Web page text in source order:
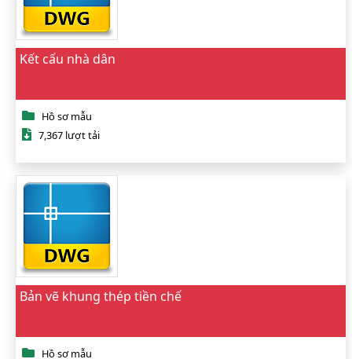
Kết cấu nhà dân
Hồ sơ mẫu
7,367 lượt tải
Bản vẽ khung thép tiền chế
Hồ sơ mẫu